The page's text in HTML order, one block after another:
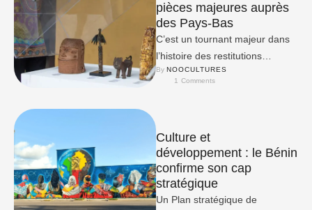
pièces majeures auprès
des Pays-Bas
C’est un tournant majeur dans
l’histoire des restitutions
patrimoniales africaines.
By NOOCULTURES
1 Comments
Culture et
développement : le Bénin
confirme son cap
stratégique
Un Plan stratégique de